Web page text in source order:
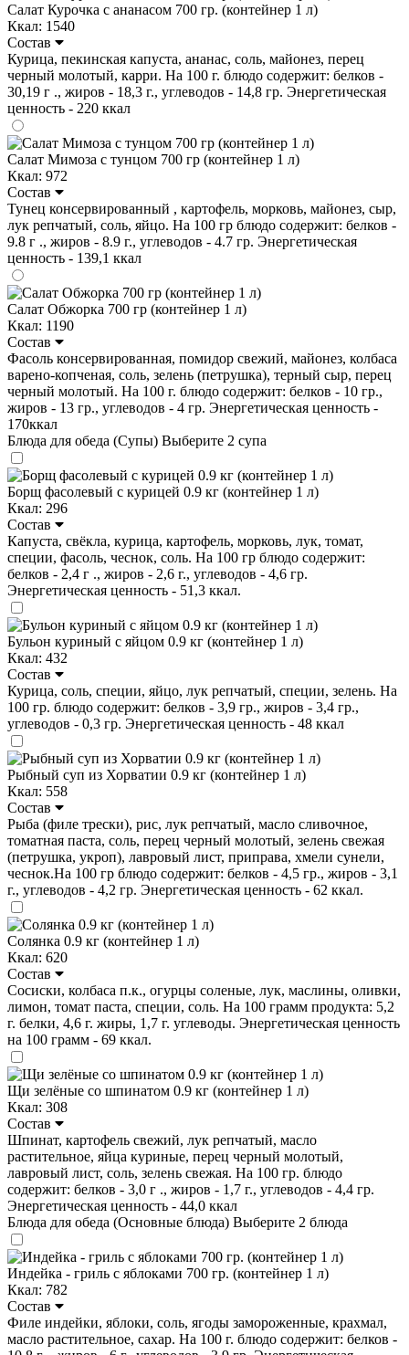
Салат Курочка с ананасом 700 гр. (контейнер 1 л)
Ккал: 1540
Состав
Курица, пекинская капуста, ананас, соль, майонез, перец
черный молотый, карри. На 100 г. блюдо содержит: белков -
30,19 г ., жиров - 18,3 г., углеводов - 14,8 гр. Энергетическая
ценность - 220 ккал
Салат Мимоза с тунцом 700 гр (контейнер 1 л)
Ккал: 972
Состав
Тунец консервированный , картофель, морковь, майонез, сыр,
лук репчатый, соль, яйцо. На 100 гр блюдо содержит: белков -
9.8 г ., жиров - 8.9 г., углеводов - 4.7 гр. Энергетическая
ценность - 139,1 ккал
Салат Обжорка 700 гр (контейнер 1 л)
Ккал: 1190
Состав
Фасоль консервированная, помидор свежий, майонез, колбаса
варено-копченая, соль, зелень (петрушка), терный сыр, перец
черный молотый. На 100 г. блюдо содержит: белков - 10 гр.,
жиров - 13 гр., углеводов - 4 гр. Энергетическая ценность -
170ккал
Блюда для обеда (Супы) Выберите 2 супа
Борщ фасолевый с курицей 0.9 кг (контейнер 1 л)
Ккал: 296
Состав
Капуста, свёкла, курица, картофель, морковь, лук, томат,
специи, фасоль, чеснок, соль. На 100 гр блюдо содержит:
белков - 2,4 г ., жиров - 2,6 г., углеводов - 4,6 гр.
Энергетическая ценность - 51,3 ккал.
Бульон куриный с яйцом 0.9 кг (контейнер 1 л)
Ккал: 432
Состав
Курица, соль, специи, яйцо, лук репчатый, специи, зелень. На
100 гр. блюдо содержит: белков - 3,9 гр., жиров - 3,4 гр.,
углеводов - 0,3 гр. Энергетическая ценность - 48 ккал
Рыбный суп из Хорватии 0.9 кг (контейнер 1 л)
Ккал: 558
Состав
Рыба (филе трески), рис, лук репчатый, масло сливочное,
томатная паста, соль, перец черный молотый, зелень свежая
(петрушка, укроп), лавровый лист, приправа, хмели сунели,
чеснок.На 100 гр блюдо содержит: белков - 4,5 гр., жиров - 3,1
г., углеводов - 4,2 гр. Энергетическая ценность - 62 ккал.
Солянка 0.9 кг (контейнер 1 л)
Ккал: 620
Состав
Сосиски, колбаса п.к., огурцы соленые, лук, маслины, оливки,
лимон, томат паста, специи, соль. На 100 грамм продукта: 5,2
г. белки, 4,6 г. жиры, 1,7 г. углеводы. Энергетическая ценность
на 100 грамм - 69 ккал.
Щи зелёные со шпинатом 0.9 кг (контейнер 1 л)
Ккал: 308
Состав
Шпинат, картофель свежий, лук репчатый, масло
растительное, яйца куриные, перец черный молотый,
лавровый лист, соль, зелень свежая. На 100 гр. блюдо
содержит: белков - 3,0 г ., жиров - 1,7 г., углеводов - 4,4 гр.
Энергетическая ценность - 44,0 ккал
Блюда для обеда (Основные блюда) Выберите 2 блюда
Индейка - гриль с яблоками 700 гр. (контейнер 1 л)
Ккал: 782
Состав
Филе индейки, яблоки, соль, ягоды замороженные, крахмал,
масло растительное, сахар. На 100 г. блюдо содержит: белков -